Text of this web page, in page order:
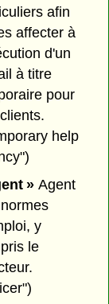
afin
affecter à
d'un
à titre
pour
help
»Agent
y
le